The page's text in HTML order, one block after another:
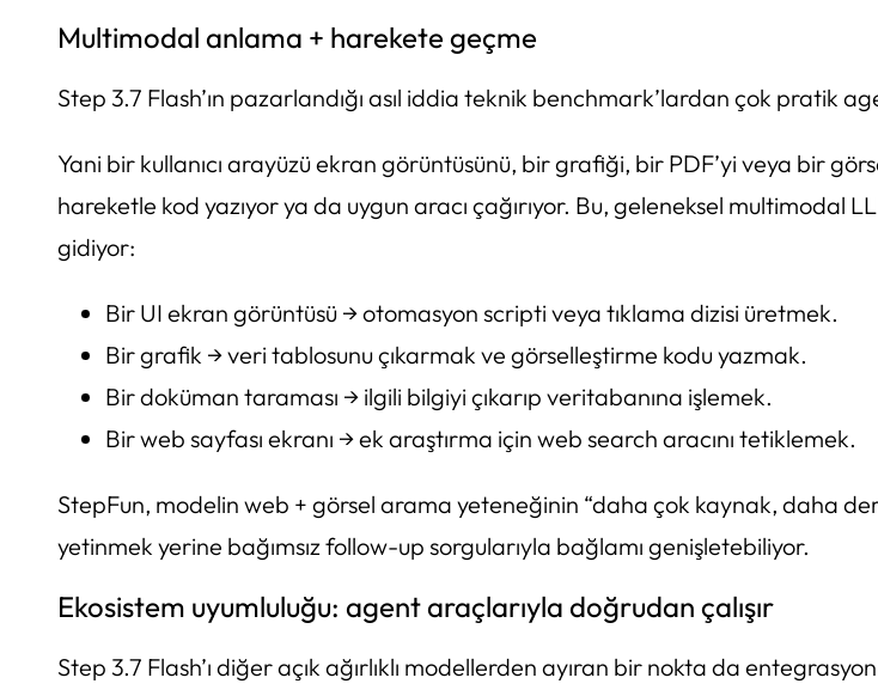
Multimodal anlama + harekete geçme
Step 3.7 Flash’ın pazarlandığı asıl iddia teknik benchmark’lardan çok pratik
Yani bir kullanıcı arayüzü ekran görüntüsünü, bir grafiği, bir PDF’yi veya bir
hareketle kod yazıyor ya da uygun aracı çağırıyor. Bu, geleneksel multimodal
gidiyor:
Bir UI ekran görüntüsü → otomasyon scripti veya tıklama dizisi üretmek.
Bir grafik → veri tablosunu çıkarmak ve görselleştirme kodu yazmak.
Bir doküman taraması → ilgili bilgiyi çıkarıp veritabanına işlemek.
Bir web sayfası ekranı → ek araştırma için web search aracını tetiklemek.
StepFun, modelin web + görsel arama yeteneğinin “daha çok kaynak, daha
yetinmek yerine bağımsız follow-up sorgularıyla bağlamı genişletebiliyor.
Ekosistem uyumluluğu: agent araçlarıyla doğrudan çalışır
Step 3.7 Flash’ı diğer açık ağırlıklı modellerden ayıran bir nokta da